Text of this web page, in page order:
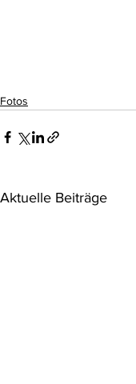
Fotos
Aktuelle Beiträge